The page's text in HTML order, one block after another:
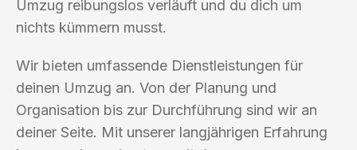
Umzug reibungslos verläuft und du dich um
nichts kümmern musst.
Wir bieten umfassende Dienstleistungen für
deinen Umzug an. Von der Planung und
Organisation bis zur Durchführung sind wir an
deiner Seite. Mit unserer langjährigen Erfahrung